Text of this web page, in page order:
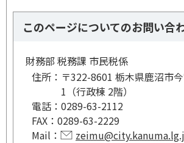
このページについてのお問い合
財務部 税務課 市民税係
住所： 〒322-8601 栃木県鹿沼市
1（行政棟 2階）
電話： 0289-63-2112
FAX： 0289-63-2229
Mail：